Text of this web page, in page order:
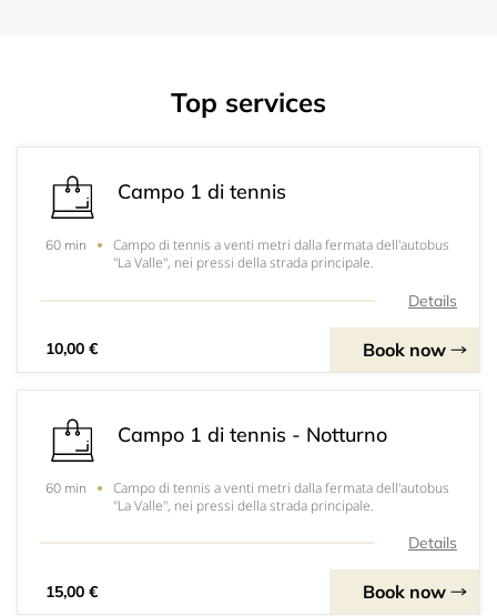
Top services
Campo 1 di tennis
60 min
Campo di tennis a venti metri dalla fermata dell'autobus
"La Valle", nei pressi della strada principale.
Details
10,00 € Book now
Campo 1 di tennis - Notturno
60 min
Campo di tennis a venti metri dalla fermata dell'autobus
"La Valle", nei pressi della strada principale.
Details
15,00 € Book now